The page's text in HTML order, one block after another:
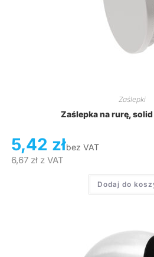
Zaślepki
Zaślepka na rurę,
5,42 złbez VAT
6,67 złz VAT
Dodaj do